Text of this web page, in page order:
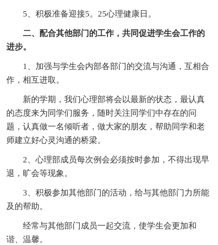
5、积极准备迎接5。25心理健康日。
二、配合其他部门的工作，共同促进学生会工作的
进步。
1、加强与学生会内部各部门的交流与沟通，互相合
作，相互进取。
新的学期，我们心理部将会以最新的状态，最认真
的态度来为同学们服务，随时关注同学们中存在的问
题，认真做一名倾听者，做大家的朋友，帮助同学和老
师建立好心灵沟通的桥梁。
2、心理部成员每次例会必须按时参加，不得出现早
退，旷会等现象。
3、积极参加其他部门的活动，给与其他部门力所能
及的帮助。
经常与其他部门成员一起交流，使学生会更加和
谐、温馨。